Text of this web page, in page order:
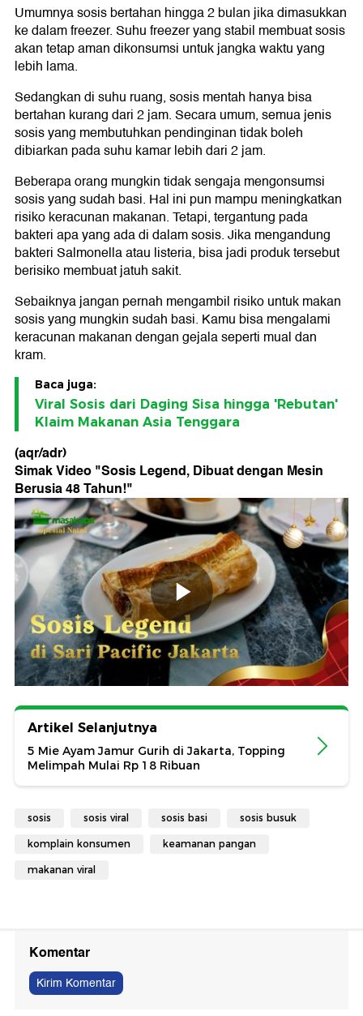
Umumnya sosis bertahan hingga 2 bulan jika dimasukkan
ke dalam freezer. Suhu freezer yang stabil membuat sosis
akan tetap aman dikonsumsi untuk jangka waktu yang
lebih lama.
Sedangkan di suhu ruang, sosis mentah hanya bisa
bertahan kurang dari 2 jam. Secara umum, semua jenis
sosis yang membutuhkan pendinginan tidak boleh
dibiarkan pada suhu kamar lebih dari 2 jam.
Beberapa orang mungkin tidak sengaja mengonsumsi
sosis yang sudah basi. Hal ini pun mampu meningkatkan
risiko keracunan makanan. Tetapi, tergantung pada
bakteri apa yang ada di dalam sosis. Jika mengandung
bakteri Salmonella atau listeria, bisa jadi produk tersebut
berisiko membuat jatuh sakit.
Sebaiknya jangan pernah mengambil risiko untuk makan
sosis yang mungkin sudah basi. Kamu bisa mengalami
keracunan makanan dengan gejala seperti mual dan
kram.
Baca juga:
Viral Sosis dari Daging Sisa hingga 'Rebutan'
Klaim Makanan Asia Tenggara
(aqr/adr)
Simak Video "Sosis Legend, Dibuat dengan Mesin
Berusia 48 Tahun!"
Artikel Selanjutnya
5 Mie Ayam Jamur Gurih di Jakarta, Topping
Melimpah Mulai Rp 18 Ribuan
sosis sosis viral sosis basi sosis busuk
komplain konsumen keamanan pangan
makanan viral
Komentar
Kirim Komentar